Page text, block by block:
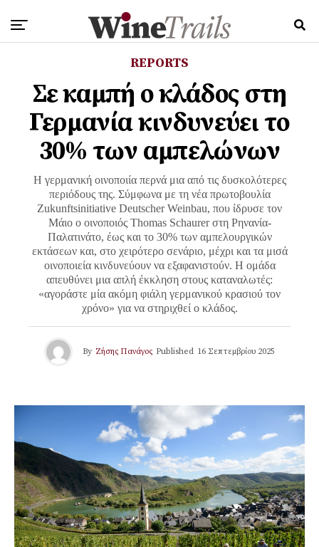
REPORTS
Σε καμπή ο κλάδος στη
Γερμανία κινδυνεύει το
30% των αμπελώνων
Η γερμανική οινοποιία περνά μια από τις δυσκολότερες
περιόδους της. Σύμφωνα με τη νέα πρωτοβουλία
Zukunftsinitiative Deutscher Weinbau, που ίδρυσε τον
Μάιο ο οινοποιός Thomas Schaurer στη Ρηνανία-
Παλατινάτο, έως και το 30% των αμπελουργικών
εκτάσεων και, στο χειρότερο σενάριο, μέχρι και τα μισά
οινοποιεία κινδυνεύουν να εξαφανιστούν. Η ομάδα
απευθύνει μια απλή έκκληση στους καταναλωτές:
«αγοράστε μία ακόμη φιάλη γερμανικού κρασιού τον
χρόνο» για να στηριχθεί ο κλάδος.
By Ζήσης Πανάγος Published 16 Σεπτεμβρίου 2025